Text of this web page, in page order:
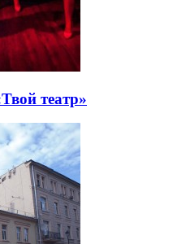
театр»